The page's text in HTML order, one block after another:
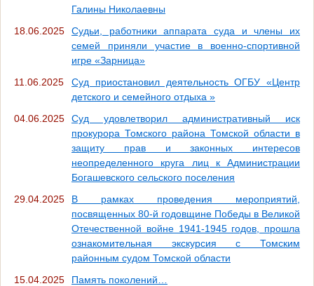
Галины Николаевны
18.06.2025
Судьи, работники аппарата суда и члены их
семей приняли участие в военно-спортивной
игре «Зарница»
11.06.2025
Суд приостановил деятельность ОГБУ «Центр
детского и семейного отдыха »
04.06.2025
Суд удовлетворил административный иск
прокурора Томского района Томской области в
защиту прав и законных интересов
неопределенного круга лиц к Администрации
Богашевского сельского поселения
29.04.2025
В рамках проведения мероприятий,
посвященных 80-й годовщине Победы в Великой
Отечественной войне 1941-1945 годов, прошла
ознакомительная экскурсия с Томским
районным судом Томской области
15.04.2025
Память поколений…